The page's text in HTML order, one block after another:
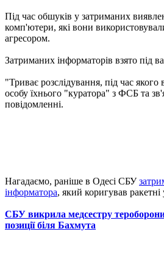
Під час обшуків у затриманих
комп'ютери, які вони
агресором.
Затриманих інформаторів взято під
"Триває розслідування, під час якого
особу їхнього "куратора" з ФСБ та
повідомленні.
Нагадаємо, раніше в Одесі СБУ
інформатора, який коригував ракетні
СБУ викрила медсестру
позиції біля Бахмута